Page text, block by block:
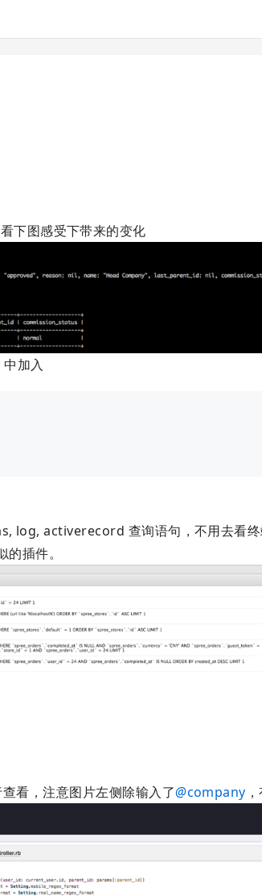
下图感受下带来的变化
加入
activerecord 查询语句，不用去看终
插件。
看，注意图片左侧除输入了@company